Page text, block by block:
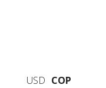
USD COP